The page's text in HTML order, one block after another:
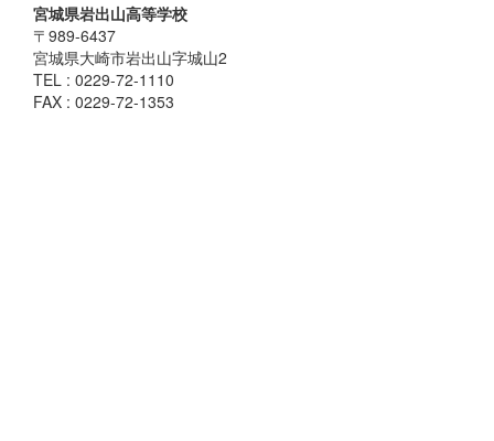
宮城県岩出山高等学校
〒989-6437
宮城県大崎市岩出山字城山2
TEL : 0229-72-1110
FAX : 0229-72-1353